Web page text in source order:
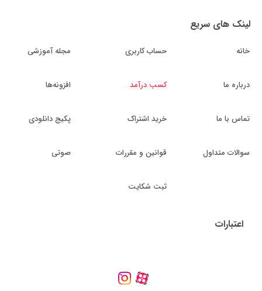
لینک های سریع
خانه
درباره ما
تماس با ما
سوالات متداول
حساب کاربری
کسب درآمد
خرید اشتراک
قوانین و مقررات
ثبت شکایت
مجله آموزشی
افزونه‌ها
پکیج دانلودی
صوتی
اعتبارات